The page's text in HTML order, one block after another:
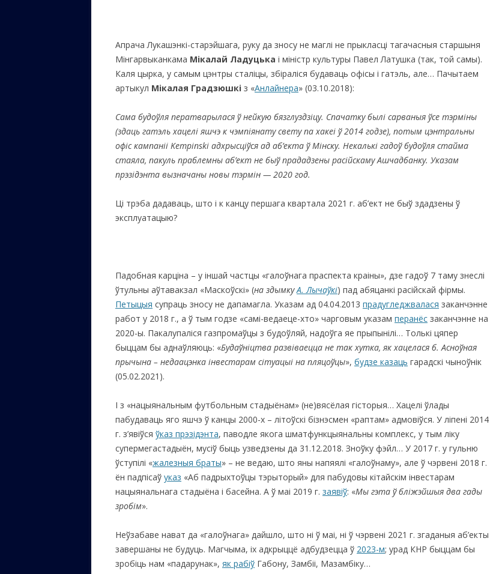
Апрача Лукашэнкі-старэйшага, руку да зносу не маглі не прыкласці тагачасныя старшыня
Мінгарвыканкама Мікалай Ладуцька і міністр культуры Павел Латушка (так, той самы).
Каля цырка, у самым цэнтры сталіцы, збіраліся будаваць офісы і гатэль, але… Пачытаем
артыкул Мікалая Градзюшкі з «Анлайнера» (03.10.2018):
Сама будоўля ператварылася ў нейкую бязглуздзіцу. Спачатку былі сарваныя ўсе тэрміны
(здаць гатэль хацелі яшчэ к чэмпіянату свету па хакеі ў 2014 годзе), потым цэнтральны
офіс кампаніі Kempinski адхрысціўся ад аб’екта ў Мінску. Некалькі гадоў будоўля стайма
стаяла, пакуль праблемны аб’ект не быў прададзены расійскаму Ашчадбанку. Указам
прэзідэнта вызначаны новы тэрмін — 2020 год.
Ці трэба дадаваць, што і к канцу першага квартала 2021 г. аб’ект не быў здадзены ў
эксплуатацыю?
Падобная карціна – у іншай частцы «галоўнага праспекта краіны», дзе гадоў 7 таму знеслі
ўтульны аўтавакзал «Маскоўскі» (на здымкуА. Лычаўкі) пад абяцанкі расійскай фірмы.
Петыцыя супраць зносу не дапамагла. Указам ад 04.04.2013 прадугледжвалася заканчэнне
работ у 2018 г., а ў тым годзе «самі-ведаеце-хто» чарговым указам перанёс заканчэнне на
2020-ы. Пакалупаліся газпромаўцы з будоўляй, надоўга яе прыпынілі… Толькі цяпер
быццам бы аднаўляюць: «Будаўніцтва развіваецца не так хутка, як хацелася б. Асноўная
прычына – недаацэнка інвестарам сітуацыі на пляцоўцы», будзе казаць гарадскі чыноўнік
(05.02.2021).
І з «нацыянальным футбольным стадыёнам» (не)вясёлая гісторыя… Хацелі ўлады
пабудаваць яго яшчэ ў канцы 2000-х – літоўскі бізнэсмен «раптам» адмовіўся. У ліпені 2014
г. з’явіўся ўказ прэзідэнта, паводле якога шматфункцыянальны комплекс, у тым ліку
супермегастадыён, мусіў быць узведзены да 31.12.2018. Зноўку фэйл… У 2017 г. у гульню
ўступілі «жалезныя браты» – не ведаю, што яны напяялі «галоўнаму», але ў чэрвені 2018 г.
ён падпісаў указ «Аб падрыхтоўцы тэрыторый» для пабудовы кітайскім інвестарам
нацыянальнага стадыёна і басейна. А ў маі 2019 г. заявіў: «Мы гэта ў бліжэйшыя два гады
зробім».
Неўзабаве нават да «галоўнага» дайшло, што ні ў маі, ні ў чэрвені 2021 г. згаданыя аб’екты
завершаны не будуць. Магчыма, іх адкрыццё адбудзецца ў 2023-м; урад КНР быццам бы
зробіць нам «падарунак», як рабіў Габону, Замбіі, Мазамбіку…